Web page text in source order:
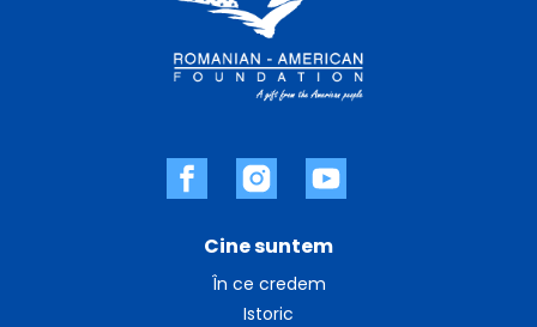
Cine suntem
În ce credem
Istoric